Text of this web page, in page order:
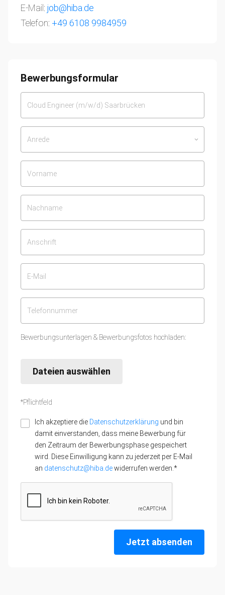
E-Mail: job@hiba.de
Telefon: +49 6108 9984959
Bewerbungsformular
Anrede keyboard_arrow_down
Bewerbungsunterlagen & Bewerbungsfotos hochladen:
Dateien auswählen
*Pflichtfeld
Ich akzeptiere die Datenschutzerklärung und bin
damit einverstanden, dass meine Bewerbung für
den Zeitraum der Bewerbungsphase gespeichert
wird. Diese Einwilligung kann zu jederzeit per E-Mail
an datenschutz@hiba.dewiderrufen werden.*
Jetzt absenden